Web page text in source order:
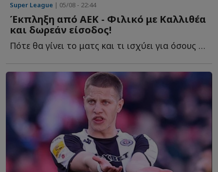
Super League | 05/08 - 22:44
Έκπληξη από ΑΕΚ - Φιλικό με Καλλιθέα
και δωρεάν είσοδος!
Πότε θα γίνει το ματς και τι ισχύει για όσους π...